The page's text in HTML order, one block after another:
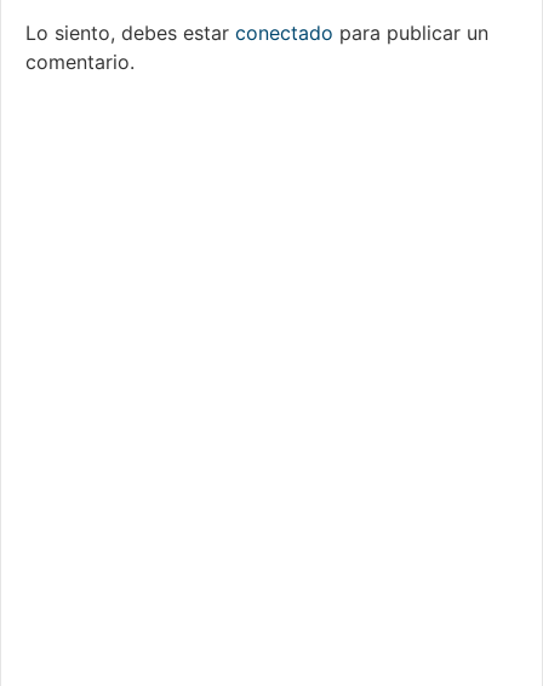
Lo siento, debes estar conectado para publicar un
comentario.